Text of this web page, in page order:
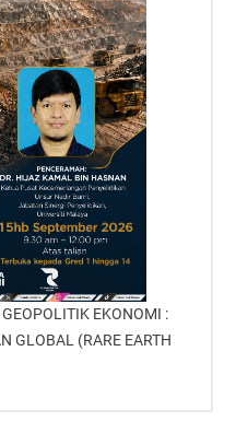
EKONOMI :
GLOBAL (RARE EARTH